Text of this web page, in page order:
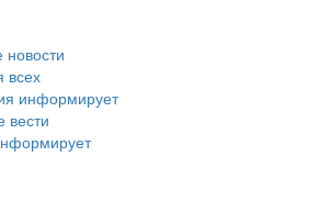
всех
информирует
вести